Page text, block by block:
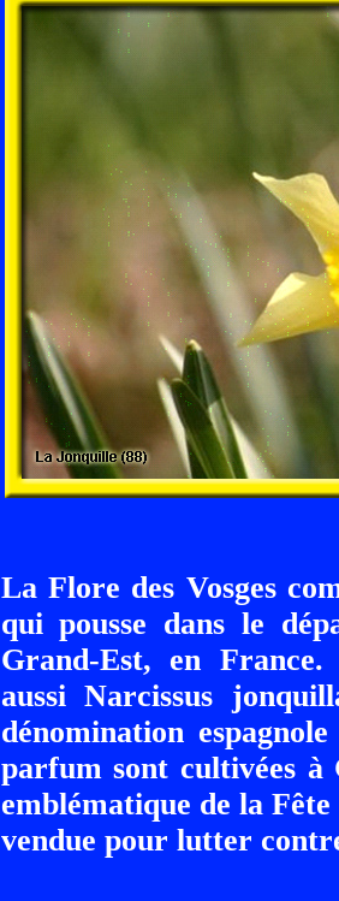
La Flore des Vosges
qui pousse dans le
Grand-Est, en
aussi Narcissus
dénomination
parfum sont cultivées
emblématique de la
vendue pour lutter